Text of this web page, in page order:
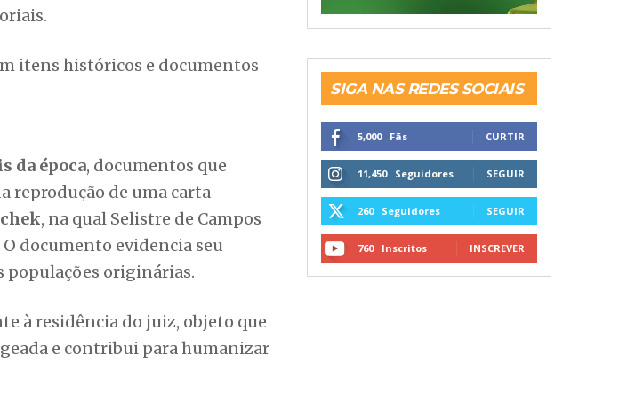
da época, documentos que
reprodução de uma carta
, na qual Selistre de Campos
documento evidencia seu
populações originárias.
à residência do juiz, objeto que
e contribui para humanizar
SIGA NAS REDES SOCIAIS
5,000 Fãs CURTIR
11,450 Seguidores SEGUIR
260 Seguidores SEGUIR
760 Inscritos INSCREVER